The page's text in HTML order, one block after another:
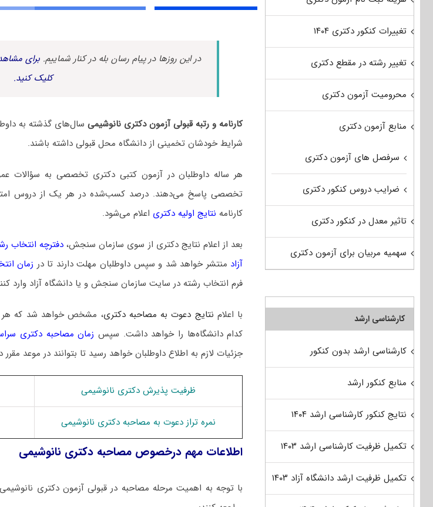
در این روزها در پیام رسان بله در کنار شماییم. برای
کلیک کنید.
کارنامه و رتبه قبولی آزمون دکتری نانوشیمی سال‌های گذشته به
شرایط خودشان تخمینی از دانشگاه محل قبولی داشته باشند.
هر ساله داوطلبان در آزمون کتبی دکتری تخصصی به سؤالات
تخصصی پاسخ می‌دهند. درصد کسب‌شده در هر یک از دروس
کارنامه نتایج اولیه دکتری اعلام می‌شود.
بعد از اعلام نتایج دکتری از سوی سازمان سنجش، دفترچه انتخاب
آزاد منتشر خواهد شد و سپس داوطلبان مهلت دارند تا در زمان
فرم انتخاب رشته در سایت سازمان سنجش و یا دانشگاه آزاد وارد
با اعلام نتایج دعوت به مصاحبه دکتری، مشخص خواهد شد که هر
کدام دانشگاه‌ها را خواهد داشت. سپس زمان مصاحبه دکتری
جزئیات لازم به اطلاع داوطلبان خواهد رسید تا بتوانند در موعد
ظرفیت پذیرش دکتری نانوشیمی
نمره تراز دعوت به مصاحبه دکتری نانوشیمی
اطلاعات مهم درخصوص مصاحبه دکتری نانوشیمی
با توجه به اهمیت مرحله مصاحبه در قبولی آزمون دکتری
تغییرات کنکور دکتری ۱۴۰۴
تغییر رشته در مقطع دکتری
محرومیت آزمون دکتری
منابع آزمون دکتری
سرفصل های آزمون دکتری
ضرایب دروس کنکور دکتری
تاثیر معدل در کنکور دکتری
سهمیه مربیان برای آزمون دکتری
کارشناسی ارشد
کارشناسی ارشد بدون کنکور
منابع کنکور ارشد
نتایج کنکور کارشناسی ارشد ۱۴۰۴
تکمیل ظرفیت کارشناسی ارشد ۱۴۰۳
تکمیل ظرفیت ارشد دانشگاه آزاد ۱۴۰۳